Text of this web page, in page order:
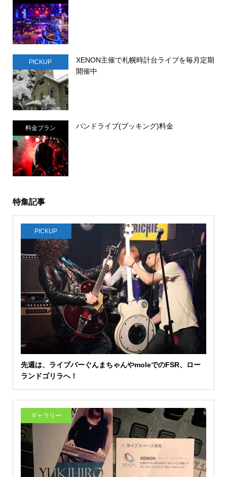
PICKUP
XENON主催で札幌時計台ライブを毎月定期
開催中
料金プラン バンドライブ(ブッキング)料金
特集記事
PICKUP
先週は、ライブバーぐんまちゃんやmoleでのFSR、ロー
ランドゴリラへ！
ギャラリー